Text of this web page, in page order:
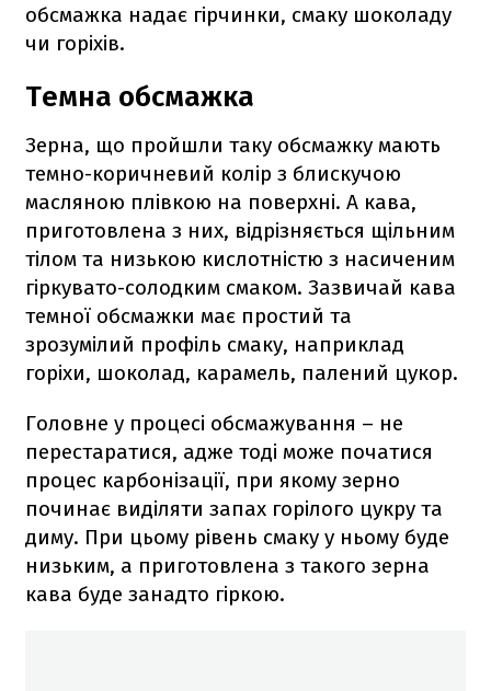
обсмажка надає гірчинки, смаку шоколаду
чи горіхів.
Темна обсмажка
Зерна, що пройшли таку обсмажку мають
темно-коричневий колір з блискучою
масляною плівкою на поверхні. А кава,
приготовлена з них, відрізняється щільним
тілом та низькою кислотністю з насиченим
гіркувато-солодким смаком. Зазвичай кава
темної обсмажки має простий та
зрозумілий профіль смаку, наприклад
горіхи, шоколад, карамель, палений цукор.
Головне у процесі обсмажування – не
перестаратися, адже тоді може початися
процес карбонізації, при якому зерно
починає виділяти запах горілого цукру та
диму. При цьому рівень смаку у ньому буде
низьким, а приготовлена з такого зерна
кава буде занадто гіркою.